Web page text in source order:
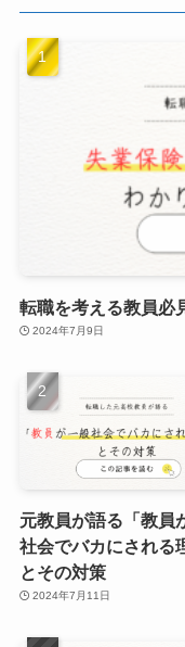
転職を考える教員必
2024年7月9日
元教員が語る「教員
社会でバカにされる
とその対策
2024年7月11日